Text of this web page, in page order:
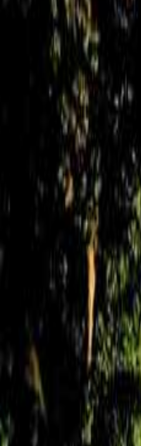
北海道・東北のキャンプ場